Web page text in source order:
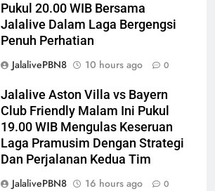
Pukul 20.00 WIB Bersama
Jalalive Dalam Laga Bergengsi
Penuh Perhatian
JalalivePBN8
10 hours ago 0
Jalalive Aston Villa vs Bayern
Club Friendly Malam Ini Pukul
19.00 WIB Mengulas Keseruan
Laga Pramusim Dengan Strategi
Dan Perjalanan Kedua Tim
JalalivePBN8
16 hours ago 0